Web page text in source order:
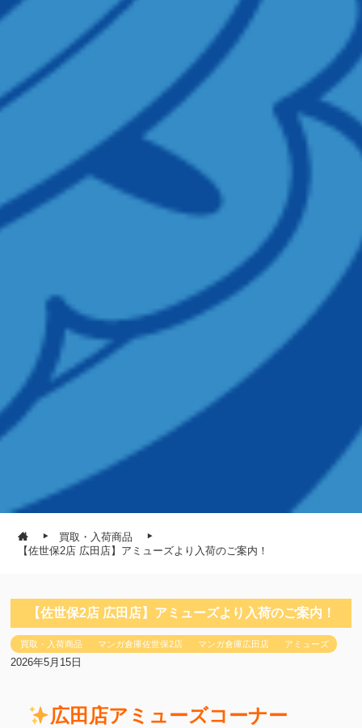
買取・入荷商品
【佐世保2店 広田店】アミューズより入荷のご案内！
【佐世保2店 広田店】アミューズより入荷のご案内！
買取・入荷商品 マンガ倉庫佐世保2店 マンガ倉庫広田店 アミューズ
2026年5月15日
広田店アミューズコーナー